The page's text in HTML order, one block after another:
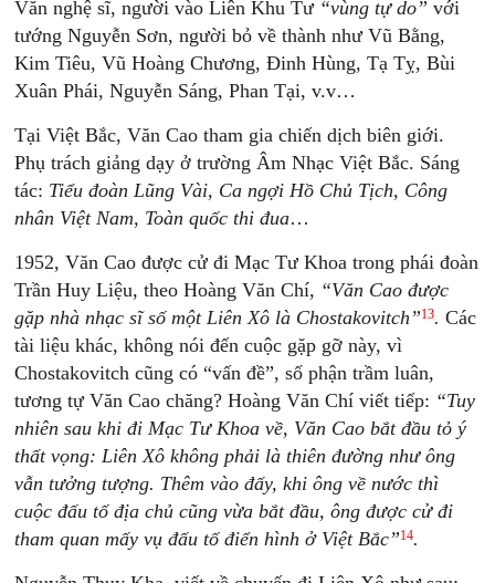
Văn nghệ sĩ, người vào Liên Khu Tư “vùng tự do” với
tướng Nguyễn Sơn, người bỏ về thành như Vũ Bằng,
Kim Tiêu, Vũ Hoàng Chương, Đinh Hùng, Tạ Tỵ, Bùi
Xuân Phái, Nguyễn Sáng, Phan Tại, v.v…
Tại Việt Bắc, Văn Cao tham gia chiến dịch biên giới.
Phụ trách giảng dạy ở trường Âm Nhạc Việt Bắc. Sáng
tác: Tiểu đoàn Lũng Vài, Ca ngợi Hồ Chủ Tịch, Công
nhân Việt Nam, Toàn quốc thi đua…
1952, Văn Cao được cử đi Mạc Tư Khoa trong phái đoàn
Trần Huy Liệu, theo Hoàng Văn Chí, “Văn Cao được
gặp nhà nhạc sĩ số một Liên Xô là Chostakovitch”13. Các
tài liệu khác, không nói đến cuộc gặp gỡ này, vì
Chostakovitch cũng có “vấn đề”, số phận trầm luân,
tương tự Văn Cao chăng? Hoàng Văn Chí viết tiếp: “Tuy
nhiên sau khi đi Mạc Tư Khoa về, Văn Cao bắt đầu tỏ ý
thất vọng: Liên Xô không phải là thiên đường như ông
vẫn tưởng tượng. Thêm vào đấy, khi ông về nước thì
cuộc đấu tố địa chủ cũng vừa bắt đầu, ông được cử đi
tham quan mấy vụ đấu tố điển hình ở Việt Bắc”14.